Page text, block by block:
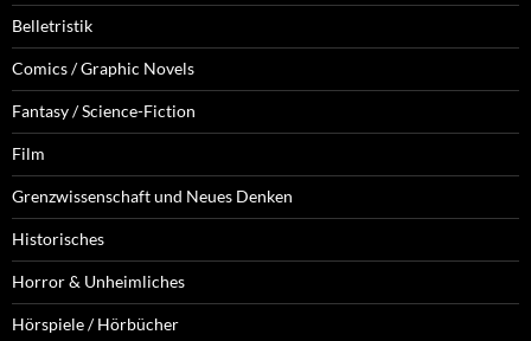
Belletristik
Comics / Graphic Novels
Fantasy / Science-Fiction
Film
Grenzwissenschaft und Neues Denken
Historisches
Horror & Unheimliches
Hörspiele / Hörbücher